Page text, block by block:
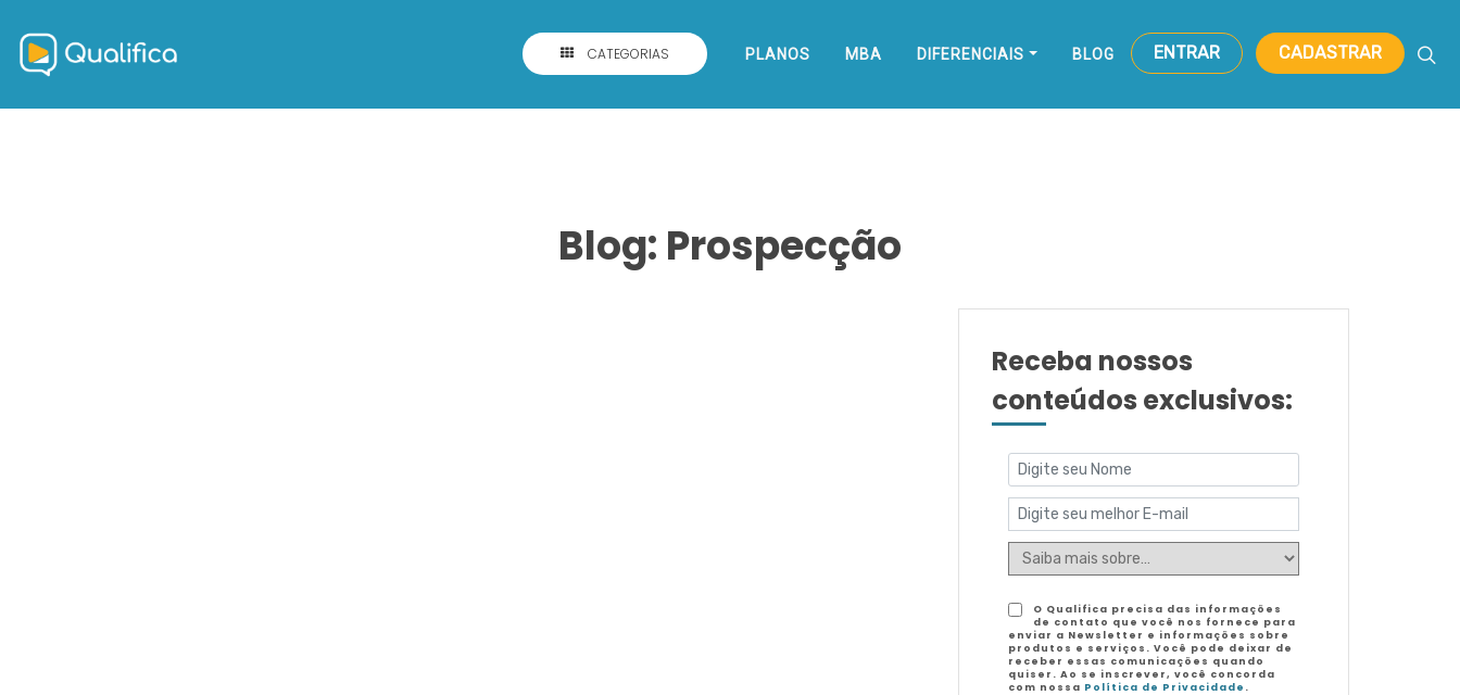
CATEGORIAS PLANOS MBA DIFERENCIAIS BLOG ENTRAR CADASTRAR
Blog: Prospecção
Receba nossos
conteúdos exclusivos:
O Qualifica precisa das informações
de contato que você nos fornece para
enviar a Newsletter e informações sobre
produtos e serviços. Você pode deixar de
receber essas comunicações quando
quiser. Ao se inscrever, você concorda
com nossa Política de Privacidade .